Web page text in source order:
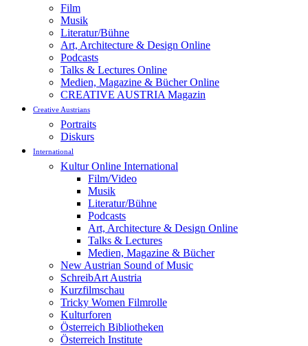
Film
Musik
Literatur/Bühne
Art, Architecture & Design Online
Podcasts
Talks & Lectures Online
Medien, Magazine & Bücher Online
CREATIVE AUSTRIA Magazin
Creative Austrians
Portraits
Diskurs
International
Kultur Online International
Film/Video
Musik
Literatur/Bühne
Podcasts
Art, Architecture & Design Online
Talks & Lectures
Medien, Magazine & Bücher
New Austrian Sound of Music
SchreibArt Austria
Kurzfilmschau
Tricky Women Filmrolle
Kulturforen
Österreich Bibliotheken
Österreich Institute